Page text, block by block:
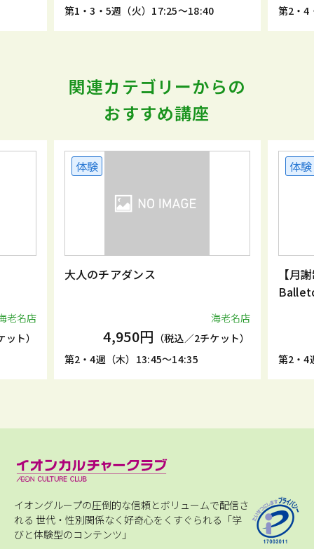
第1・3・5週（火）17:25～18:40
第2・4
関連カテゴリーからの
おすすめ講座
老名店
ト）
体験
大人のチアダンス
海老名店
4,950円 （税込／2チケット）
第2・4週（木）13:45～14:35
体験
【月
第2・4
イオングループの圧倒的な信頼とボリュームで配信さ
れる 世代・性別関係なく好奇心をくすぐられる「学
びと体験型のコンテンツ」